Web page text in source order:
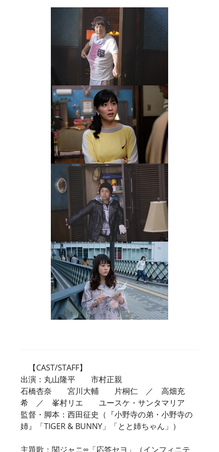
【CAST/STAFF】
出演：丸山隆平 市村正親
石橋杏奈 宮川大輔 片桐仁 ／ 高畑充
希 ／ 峯村リエ ユースケ・サンタマリア
監督・脚本：西田征史（『小野寺の弟・小野寺の
姉』「TIGER & BUNNY」「とと姉ちゃん」）
主題歌：関ジャニ∞「応答セヨ」（インフィニテ